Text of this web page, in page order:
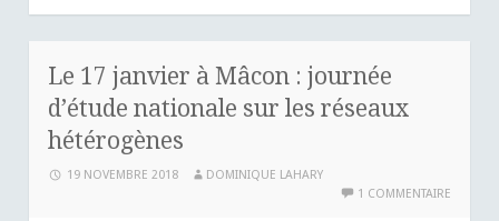
Le 17 janvier à Mâcon : journée
d’étude nationale sur les réseaux
hétérogènes
19 NOVEMBRE 2018
DOMINIQUE LAHARY
1 COMMENTAIRE